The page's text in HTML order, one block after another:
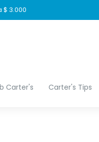
$ 3.000
Carter's Carter's Tips